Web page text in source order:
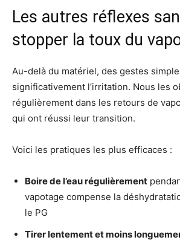
Les autres réflexes
stopper la toux du
Au-delà du matériel, des gestes
significativement l’irritation. Nous les
régulièrement dans les retours de
qui ont réussi leur transition.
Voici les pratiques les plus efficaces :
Boire de l’eau régulièrement
vapotage compense la
le PG
Tirer lentement et moins